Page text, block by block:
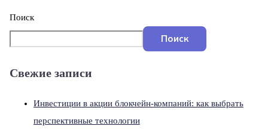
Поиск
Поиск
Свежие записи
Инвестиции в акции блокчейн-компаний: как выбрать
перспективные технологии